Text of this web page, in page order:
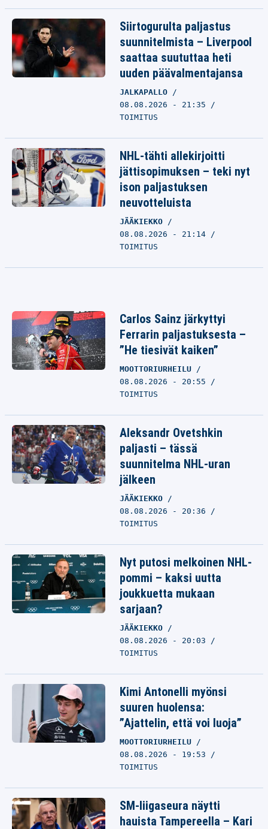
Siirtogurulta paljastus
suunnitelmista – Liverpool
saattaa suututtaa heti
uuden päävalmentajansa
JALKAPALLO
08.08.2026 - 21:35
TOIMITUS
NHL-tähti allekirjoitti
jättisopimuksen – teki nyt
ison paljastuksen
neuvotteluista
JÄÄKIEKKO
08.08.2026 - 21:14
TOIMITUS
Carlos Sainz järkyttyi
Ferrarin paljastuksesta –
”He tiesivät kaiken”
MOOTTORIURHEILU
08.08.2026 - 20:55
TOIMITUS
Aleksandr Ovetshkin
paljasti – tässä
suunnitelma NHL-uran
jälkeen
JÄÄKIEKKO
08.08.2026 - 20:36
TOIMITUS
Nyt putosi melkoinen NHL-
pommi – kaksi uutta
joukkuetta mukaan
sarjaan?
JÄÄKIEKKO
08.08.2026 - 20:03
TOIMITUS
Kimi Antonelli myönsi
suuren huolensa:
”Ajattelin, että voi luoja”
MOOTTORIURHEILU
08.08.2026 - 19:53
TOIMITUS
SM-liigaseura näytti
hauista Tampereella – Kari